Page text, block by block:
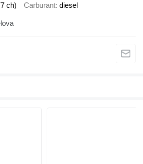
ch) Carburant diesel